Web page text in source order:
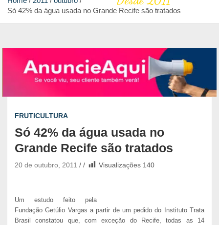
Só 42% da água usada no Grande Recife são tratados
FRUTICULTURA
Só 42% da água usada no
Grande Recife são tratados
20 de outubro, 2011 Visualizações 140
Um estudo feito pela
Fundação Getúlio Vargas a partir de um pedido do Instituto Trata
Brasil constatou que, com exceção do Recife, todas as 14